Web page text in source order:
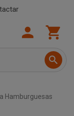

 
Hamburguesas